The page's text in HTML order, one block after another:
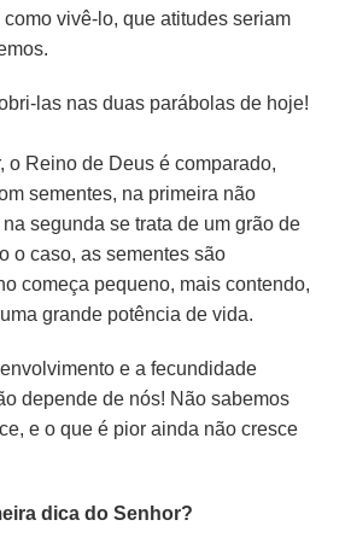
vivê-lo, que atitudes seriam
las nas duas parábolas de hoje!
o Reino de Deus é comparado,
sementes, na primeira não
segunda se trata de um grão de
o caso, as sementes são
começa pequeno, mais contendo,
grande potência de vida.
e a fecundidade
depende de nós! Não sabemos
e o que é pior ainda não cresce
dica do Senhor?